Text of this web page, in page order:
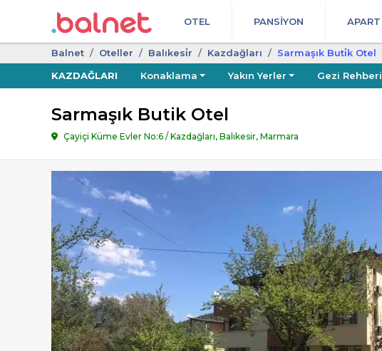
OTEL PANSIYON APART
Balnet Oteller Balıkesi̇r Kazdağları
Sarmaşık Buti̇k Otel
KAZDAĞLARI
Konaklama Yakın Yerler Gezi Rehberi
Sarmaşık Butik Otel
Çayiçi Küme Evler No:6 / Kazdağları, Balıkesir, Marmara